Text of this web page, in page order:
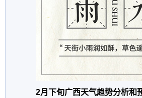
2月下旬广西天气趋势分析和